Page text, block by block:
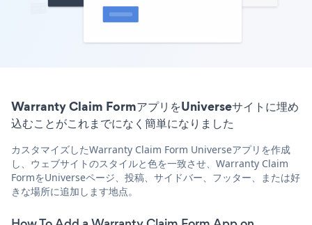
Warranty Claim FormアプリをUniverseサイトに埋め
込むことがこれまでになく簡単になりました
カスタマイズしたWarranty Claim Form Universeアプリを作成
し、ウェブサイトのスタイルと色を一致させ、Warranty Claim
FormをUniverseページ、投稿、サイドバー、フッター、または好
きな場所に追加します地点。